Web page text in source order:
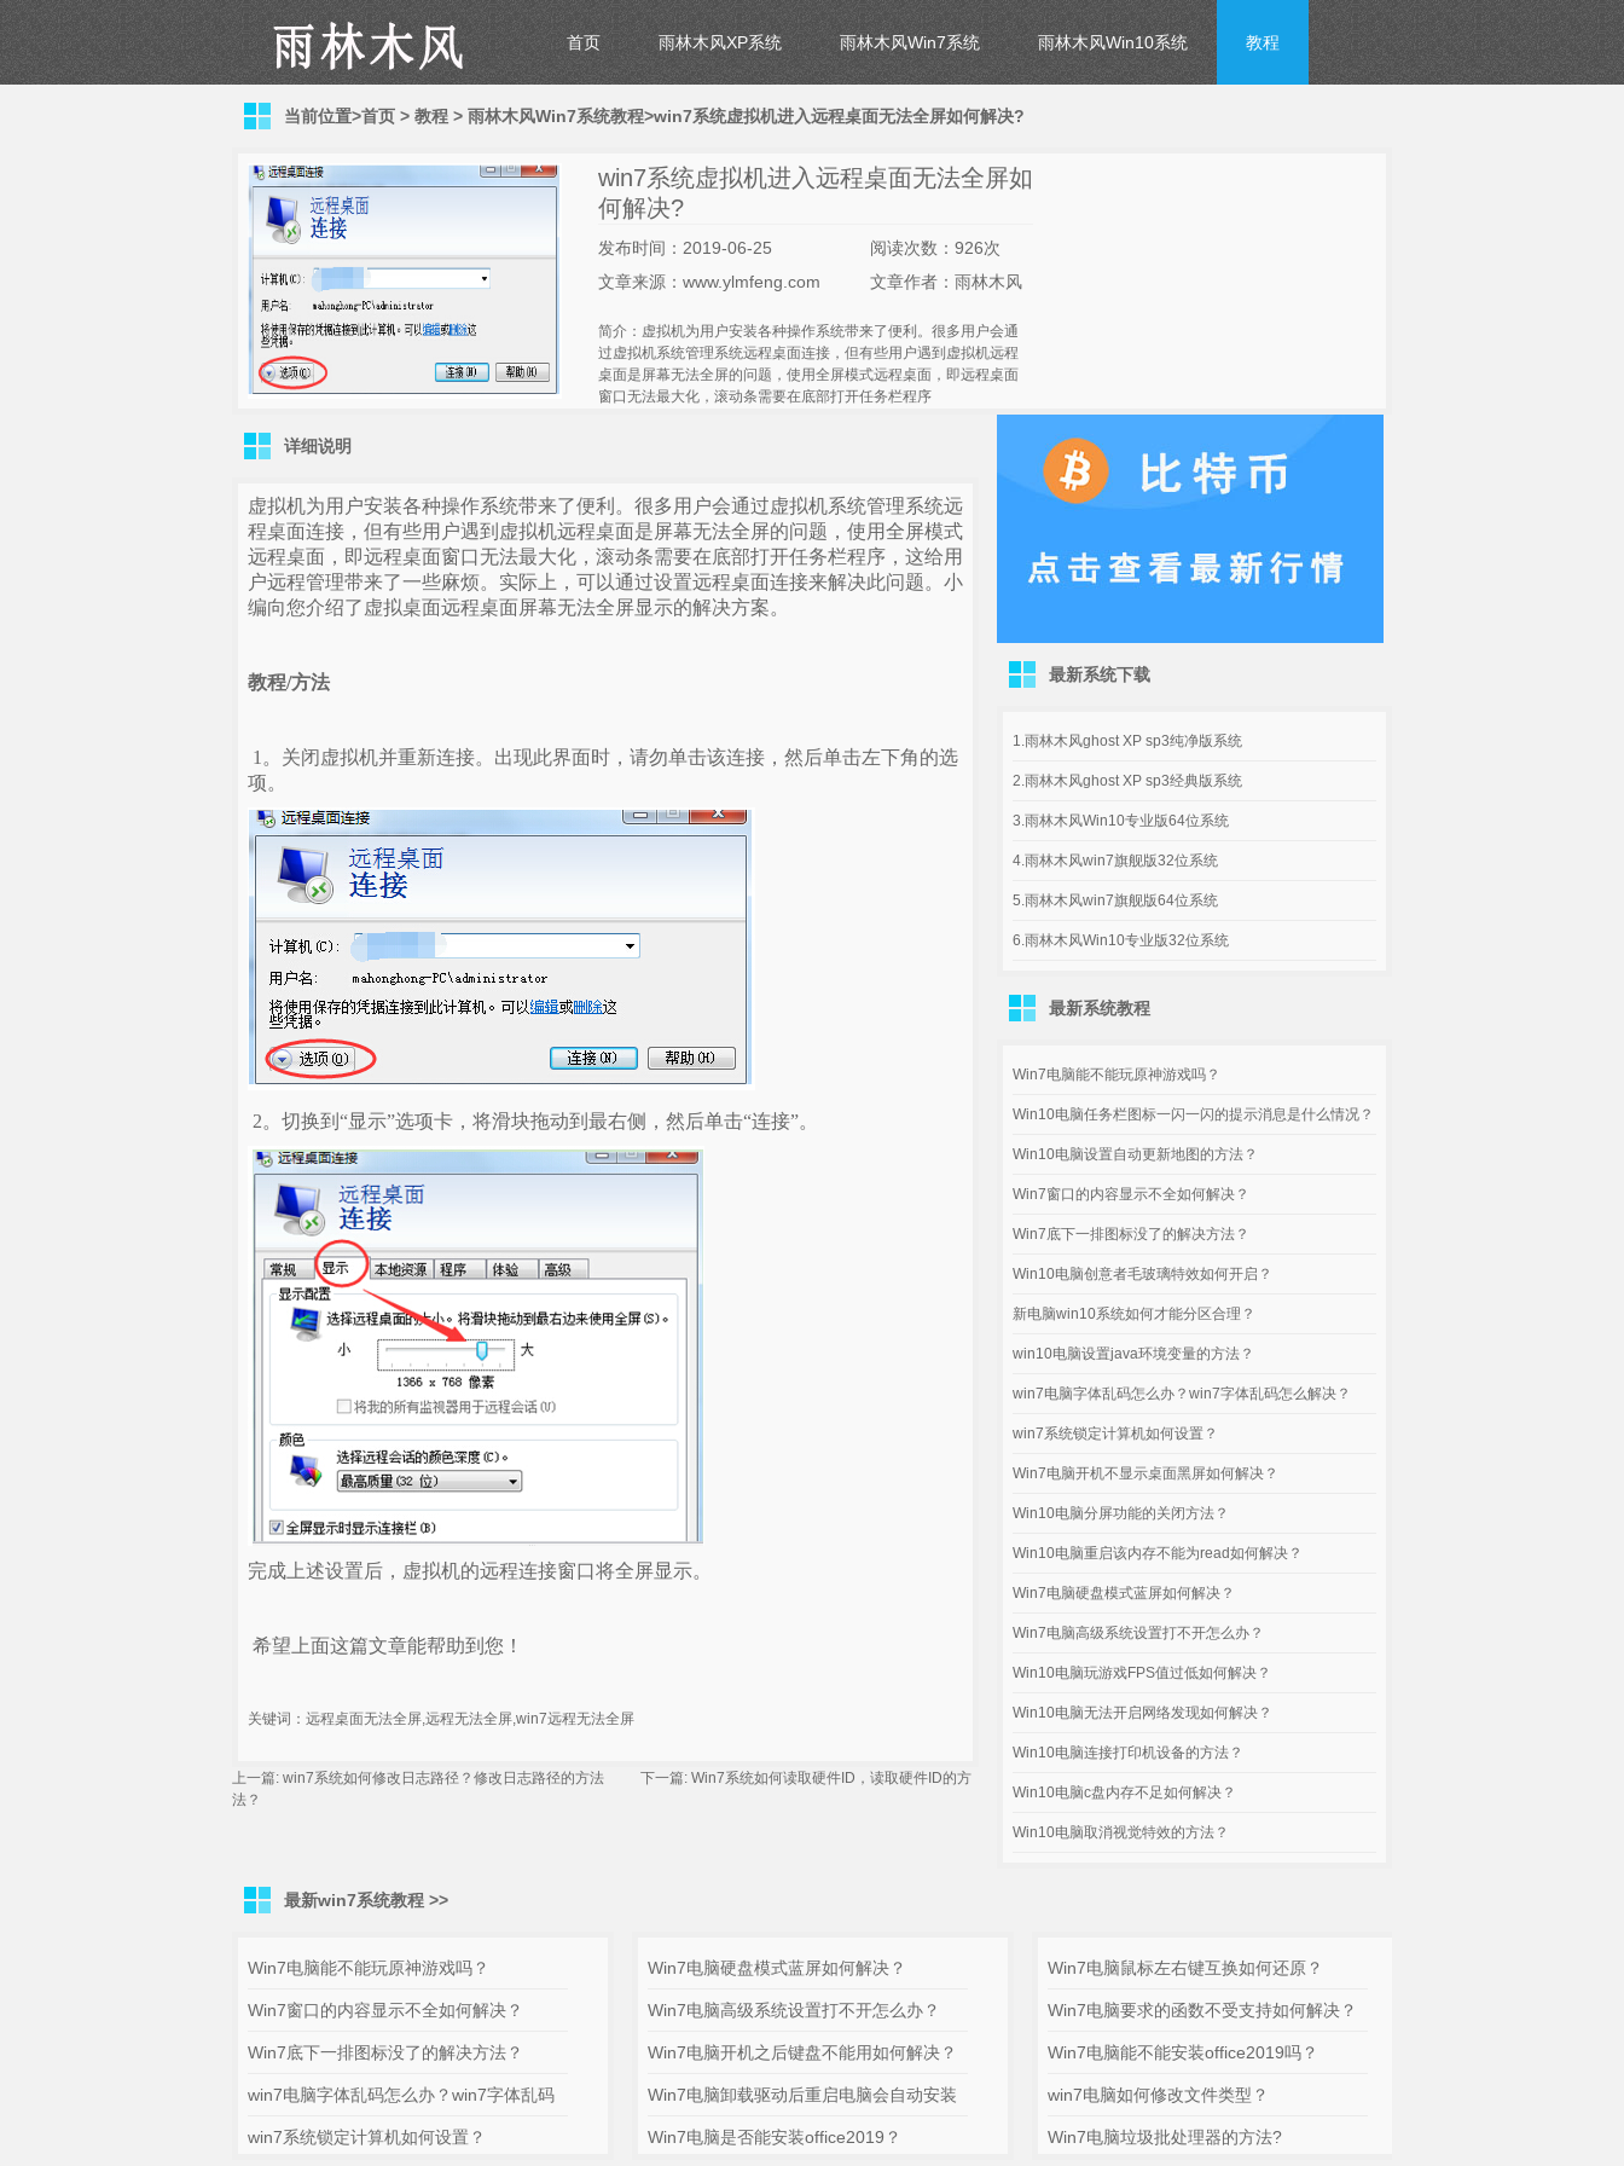
首页 雨林木风XP系统 雨林木风Win7系统 雨林木风Win10系统 教程
当前位置>首页 > 教程 > 雨林木风Win7系统教程>win7系统虚拟机进入远程桌面无法全屏如何解决?
win7系统虚拟机进入远程桌面无法全屏如
何解决?
发布时间：2019-06-25
阅读次数：926次
文章来源：www.ylmfeng.com
文章作者：雨林木风
简介：虚拟机为用户安装各种操作系统带来了便利。很多用户会通
过虚拟机系统管理系统远程桌面连接，但有些用户遇到虚拟机远程
桌面是屏幕无法全屏的问题，使用全屏模式远程桌面，即远程桌面
窗口无法最大化，滚动条需要在底部打开任务栏程序
详细说明
虚拟机为用户安装各种操作系统带来了便利。很多用户会通过虚拟机系统管理系统远
程桌面连接，但有些用户遇到虚拟机远程桌面是屏幕无法全屏的问题，使用全屏模式
远程桌面，即远程桌面窗口无法最大化，滚动条需要在底部打开任务栏程序，这给用
户远程管理带来了一些麻烦。实际上，可以通过设置远程桌面连接来解决此问题。小
编向您介绍了虚拟桌面远程桌面屏幕无法全屏显示的解决方案。
教程/方法
1。关闭虚拟机并重新连接。出现此界面时，请勿单击该连接，然后单击左下角的选
项。
2。切换到“显示”选项卡，将滑块拖动到最右侧，然后单击“连接”。
完成上述设置后，虚拟机的远程连接窗口将全屏显示。
希望上面这篇文章能帮助到您！
关键词：远程桌面无法全屏,远程无法全屏,win7远程无法全屏
上一篇: win7系统如何修改日志路径？修改日志路径的方法 下一篇: Win7系统如何读取硬件ID，读取硬件ID的方
法？
最新系统下载
1.雨林木风ghost XP sp3纯净版系统
2.雨林木风ghost XP sp3经典版系统
3.雨林木风Win10专业版64位系统
4.雨林木风win7旗舰版32位系统
5.雨林木风win7旗舰版64位系统
6.雨林木风Win10专业版32位系统
最新系统教程
Win7电脑能不能玩原神游戏吗？
Win10电脑任务栏图标一闪一闪的提示消息是什么情况？
Win10电脑设置自动更新地图的方法？
Win7窗口的内容显示不全如何解决？
Win7底下一排图标没了的解决方法？
Win10电脑创意者毛玻璃特效如何开启？
新电脑win10系统如何才能分区合理？
win10电脑设置java环境变量的方法？
win7电脑字体乱码怎么办？win7字体乱码怎么解决？
win7系统锁定计算机如何设置？
Win7电脑开机不显示桌面黑屏如何解决？
Win10电脑分屏功能的关闭方法？
Win10电脑重启该内存不能为read如何解决？
Win7电脑硬盘模式蓝屏如何解决？
Win7电脑高级系统设置打不开怎么办？
Win10电脑玩游戏FPS值过低如何解决？
Win10电脑无法开启网络发现如何解决？
Win10电脑连接打印机设备的方法？
Win10电脑c盘内存不足如何解决？
Win10电脑取消视觉特效的方法？
最新win7系统教程 >>
Win7电脑能不能玩原神游戏吗？
Win7窗口的内容显示不全如何解决？
Win7底下一排图标没了的解决方法？
win7电脑字体乱码怎么办？win7字体乱码
win7系统锁定计算机如何设置？
Win7电脑硬盘模式蓝屏如何解决？
Win7电脑高级系统设置打不开怎么办？
Win7电脑开机之后键盘不能用如何解决？
Win7电脑卸载驱动后重启电脑会自动安装
Win7电脑是否能安装office2019？
Win7电脑鼠标左右键互换如何还原？
Win7电脑要求的函数不受支持如何解决？
Win7电脑能不能安装office2019吗？
win7电脑如何修改文件类型？
Win7电脑垃圾批处理器的方法?